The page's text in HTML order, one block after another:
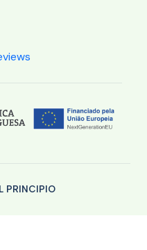
PRINCIPIO